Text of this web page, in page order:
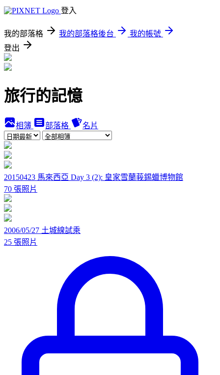
登入
我的部落格 我的部落格後台
我的帳號
登出
旅行的記憶
相簿 部落格 名片
20150423 馬來西亞 Day 3 (2): 皇家雪蘭莪錫蠟博物館
70 張照片
2006/05/27 土城線試乘
25 張照片